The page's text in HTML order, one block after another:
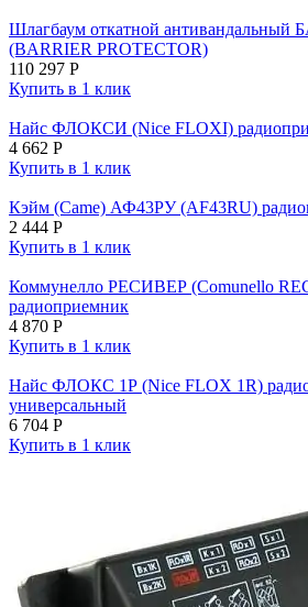
Шлагбаум откатной
(BARRIER PROTECTOR)
110 297 Р
Купить в 1 клик
Найс ФЛОКСИ (Nice FLOXI)
4 662 Р
Купить в 1 клик
Кэйм (Came) АФ43РУ (AF43RU)
2 444 Р
Купить в 1 клик
Коммунелло РЕСИВЕР (Comunello
радиоприемник
4 870 Р
Купить в 1 клик
Найс ФЛОКС 1Р (Nice FLOX 1R)
универсальный
6 704 Р
Купить в 1 клик